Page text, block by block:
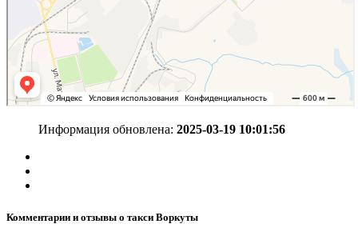
Информация обновлена: 2025-03-19 10:01:56
Комментарии и отзывы о такси Воркуты